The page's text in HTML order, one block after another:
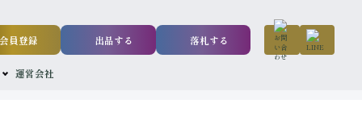
運営会社
会員登録 出品する 落札する